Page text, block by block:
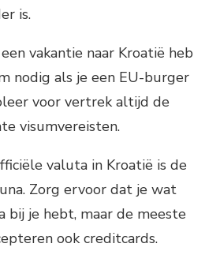
is.
vakantie naar Kroatië heb
nodig als je een EU-burger
voor vertrek altijd de
visumvereisten.
valuta in Kroatië is de
Zorg ervoor dat je wat
bij je hebt, maar de meeste
ook creditcards.